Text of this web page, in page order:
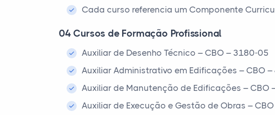
Cada curso referencia um Componente
04 Cursos de Formação Profissional
Auxiliar de Desenho Técnico – CBO – 3180-05
Auxiliar Administrativo em Edificações – CBO
Auxiliar de Manutenção de Edificações – CBO
Auxiliar de Execução e Gestão de Obras –